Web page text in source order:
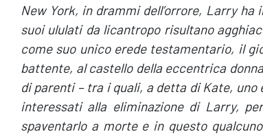
New York, in drammi dell’orrore, Larry
suoi ululati da licantropo risultano
come suo unico erede testamentario, il
battente, al castello della eccentrica
di parenti – tra i quali, a detta di Kate,
interessati alla eliminazione di Larry,
spaventarlo a morte e in questo